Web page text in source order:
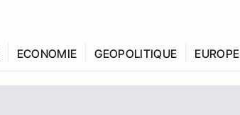
ECONOMIE GEOPOLITIQUE EUROPE